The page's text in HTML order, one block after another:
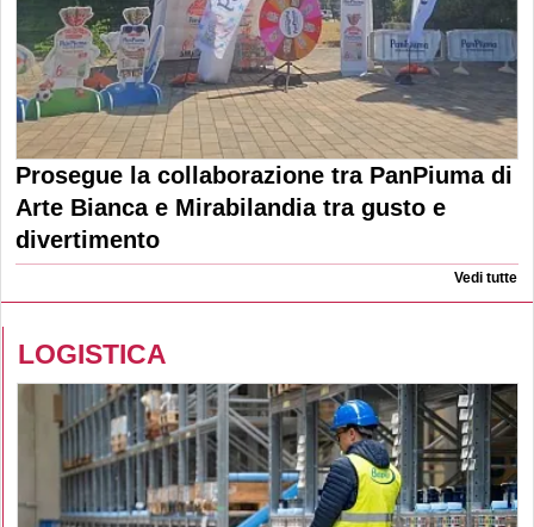
Prosegue la collaborazione tra PanPiuma di
Arte Bianca e Mirabilandia tra gusto e
divertimento
Vedi tutte
LOGISTICA